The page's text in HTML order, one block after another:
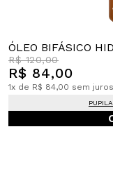
ÓLEO BIFÁSICO
R$ 120,00
R$ 84,00
1x de R$ 84,00 sem